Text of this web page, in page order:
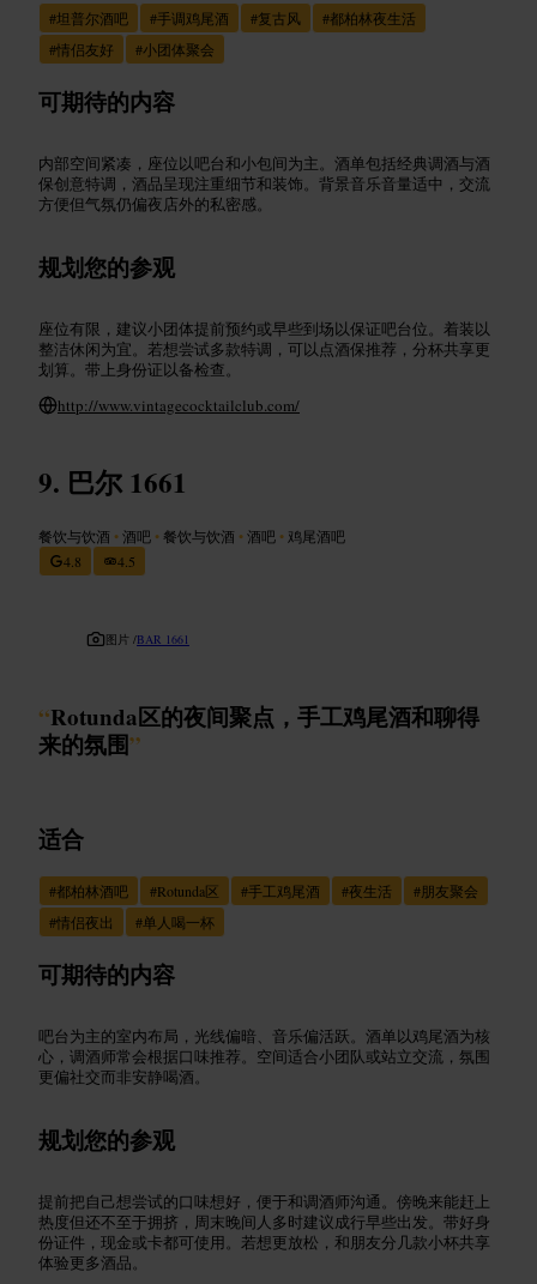
#坦普尔酒吧 #手调鸡尾酒 #复古风 #都柏林夜生活
#情侣友好 #小团体聚会
可期待的内容
内部空间紧凑，座位以吧台和小包间为主。酒单包括经典调酒与酒
保创意特调，酒品呈现注重细节和装饰。背景音乐音量适中，交流
方便但气氛仍偏夜店外的私密感。
规划您的参观
座位有限，建议小团体提前预约或早些到场以保证吧台位。着装以
整洁休闲为宜。若想尝试多款特调，可以点酒保推荐，分杯共享更
划算。带上身份证以备检查。
http://www.vintagecocktailclub.com/
巴尔 1661
餐饮与饮酒 •酒吧 •餐饮与饮酒 •酒吧 • 鸡尾酒吧
4.8
4.5
图片 /BAR 1661
“Rotunda区的夜间聚点，手工鸡尾酒和聊得
来的氛围”
适合
#都柏林酒吧 #Rotunda区 #手工鸡尾酒 #夜生活 #朋友聚会
#情侣夜出 #单人喝一杯
可期待的内容
吧台为主的室内布局，光线偏暗、音乐偏活跃。酒单以鸡尾酒为核
心，调酒师常会根据口味推荐。空间适合小团队或站立交流，氛围
更偏社交而非安静喝酒。
规划您的参观
提前把自己想尝试的口味想好，便于和调酒师沟通。傍晚来能赶上
热度但还不至于拥挤，周末晚间人多时建议成行早些出发。带好身
份证件，现金或卡都可使用。若想更放松，和朋友分几款小杯共享
体验更多酒品。